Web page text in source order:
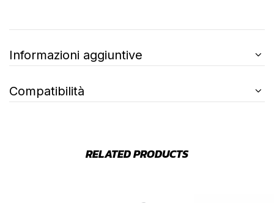
Informazioni aggiuntive
Compatibilità
RELATED PRODUCTS